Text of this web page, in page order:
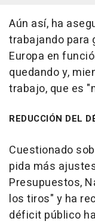
Aún así, ha
trabajando para
Europa en
quedando y,
trabajo, que es
REDUCCIÓN DEL
Cuestionado
pida más
Presupuestos,
los tiros" y ha
déficit público